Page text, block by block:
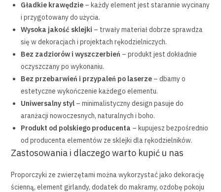
Gładkie krawędzie – każdy element jest starannie wycinany
i przygotowany do użycia.
Wysoka jakość sklejki – trwały materiał dobrze sprawdza
się w dekoracjach i projektach rękodzielniczych.
Bez zadziorów i wyszczerbień – produkt jest dokładnie
oczyszczany po wykonaniu.
Bez przebarwień i przypaleń po laserze – dbamy o
estetyczne wykończenie każdego elementu.
Uniwersalny styl – minimalistyczny design pasuje do
aranżacji nowoczesnych, naturalnych i boho.
Produkt od polskiego producenta – kupujesz bezpośrednio
od producenta elementów ze sklejki dla rękodzielników.
Zastosowania i dlaczego warto kupić u nas
Proporczyki ze zwierzętami można wykorzystać jako dekorację
ścienną, element girlandy, dodatek do makramy, ozdobę pokoju